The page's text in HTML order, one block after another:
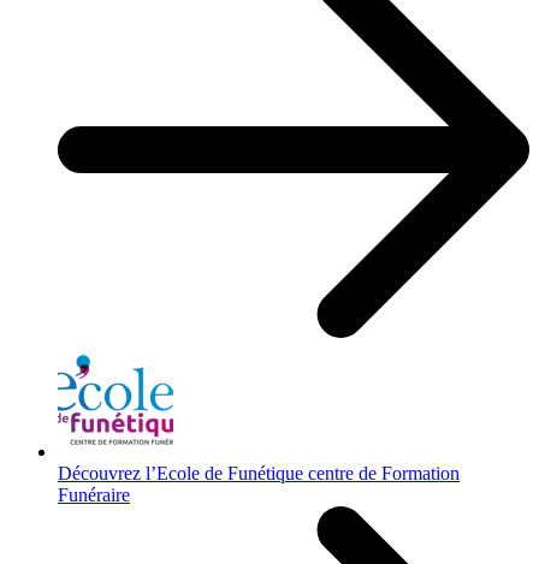
Découvrez l’Ecole de Funétique centre de Formation
Funéraire